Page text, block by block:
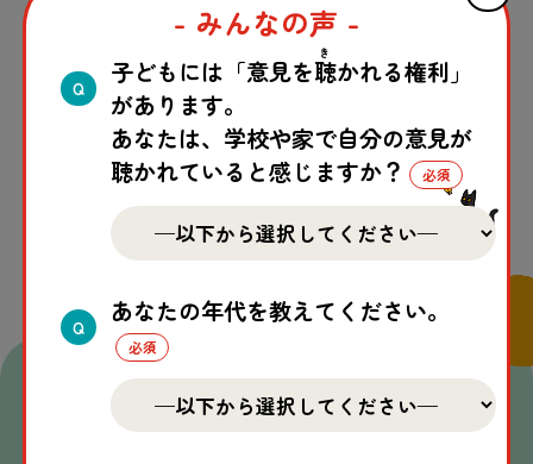
この記事はいかがでしたか？
一覧へ戻る
関連する記事
- みんなの声 -
Q
子どもには「意見を聴
き
かれる権利」
があります。
あなたは、学校や家で自分の意見が
聴かれていると感じますか？
Q
あなたの年代を教えてください。